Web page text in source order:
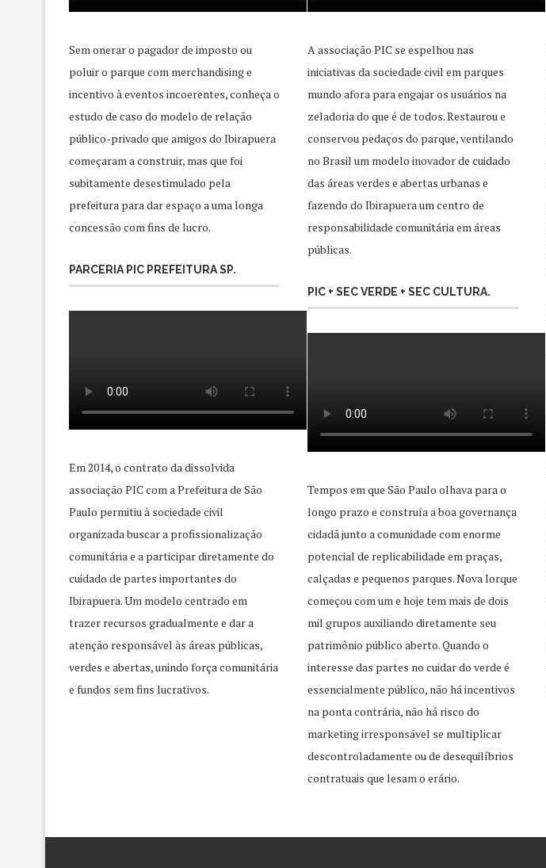
Sem onerar o pagador de imposto ou
poluir o parque com merchandising e
incentivo à eventos incoerentes, conheça o
estudo de caso do modelo de relação
público-privado que amigos do Ibirapuera
começaram a construir, mas que foi
subitamente desestimulado pela
prefeitura para dar espaço a uma longa
concessão com fins de lucro.
PARCERIA PIC PREFEITURA SP.
Em 2014, o contrato da dissolvida
associação PIC com a Prefeitura de São
Paulo permitiu à sociedade civil
organizada buscar a profissionalização
comunitária e a participar diretamente do
cuidado de partes importantes do
Ibirapuera. Um modelo centrado em
trazer recursos gradualmente e dar a
atenção responsável às áreas públicas,
verdes e abertas, unindo força comunitária
e fundos sem fins lucrativos.
A associação PIC se espelhou nas
iniciativas da sociedade civil em parques
mundo afora para engajar os usuários na
zeladoria do que é de todos. Restaurou e
conservou pedaços do parque, ventilando
no Brasil um modelo inovador de cuidado
das áreas verdes e abertas urbanas e
fazendo do Ibirapuera um centro de
responsabilidade comunitária em áreas
públicas.
PIC + SEC VERDE + SEC CULTURA.
Tempos em que São Paulo olhava para o
longo prazo e construía a boa governança
cidadã junto a comunidade com enorme
potencial de replicabilidade em praças,
calçadas e pequenos parques. Nova Iorque
começou com um e hoje tem mais de dois
mil grupos auxiliando diretamente seu
patrimônio público aberto. Quando o
interesse das partes no cuidar do verde é
essencialmente público, não há incentivos
na ponta contrária, não há risco do
marketing irresponsável se multiplicar
descontroladamente ou de desequilíbrios
contratuais que lesam o erário.